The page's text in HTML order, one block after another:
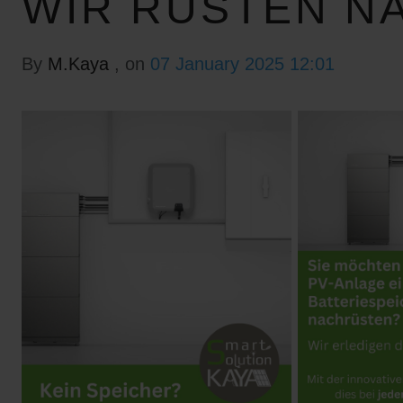
By M.Kaya , on 07 January 2025 12:01